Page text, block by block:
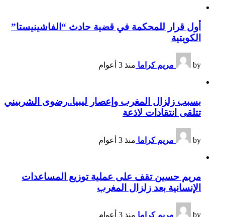
أول قرار للمحكمة في قضية حادث “الفاشينيستا”
الكويتية
by مريم كراما منذ 3 أعوام
بسبب زلزال المغرب وإعصار ليبيا..رضوى الشربيني
تتلقى انتقادات لاذعة
by مريم كراما منذ 3 أعوام
مريم حسين تقف على عملية توزيع المساعدات
الإنسانية بعد زلزال المغرب
by مريم كراما منذ 3 أعوام